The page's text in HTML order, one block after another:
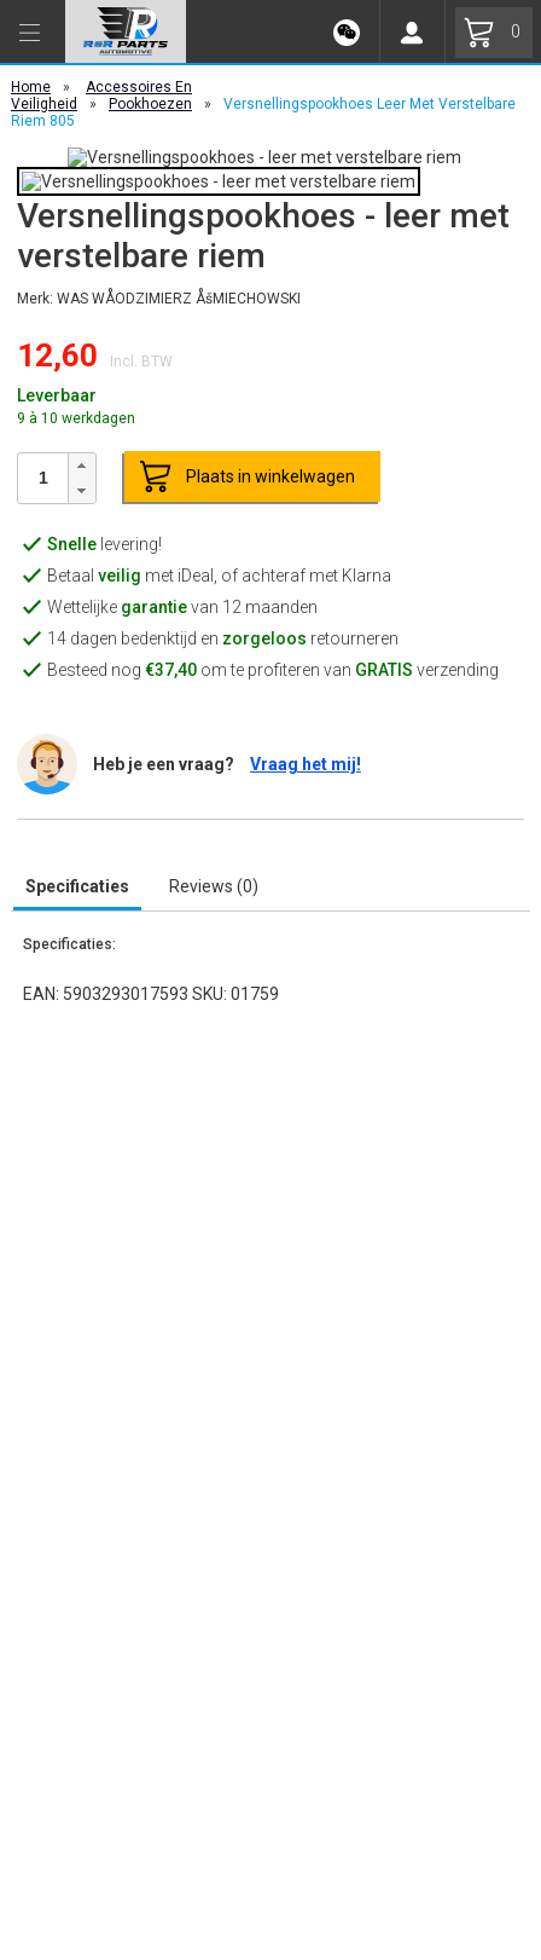
0
Home »
Accessoires En
Veiligheid
» Pookhoezen »
Versnellingspookhoes Leer Met Verstelbare
Riem 805
Versnellingspookhoes - leer met
verstelbare riem
Merk: WAS WÅODZIMIERZ ÅšMIECHOWSKI
12,60 Incl. BTW
Leverbaar
9 à 10 werkdagen
Plaats in winkelwagen
Snellelevering!
Betaal veilig met iDeal, of achteraf met Klarna
Wettelijke garantievan 12 maanden
14 dagen bedenktijd en zorgeloos retourneren
Besteed nog €37,40om te profiteren van GRATIS verzending
Heb je een vraag? Vraag het mij!
Specificaties Reviews (0)
Specificaties:
EAN: 5903293017593 SKU: 01759